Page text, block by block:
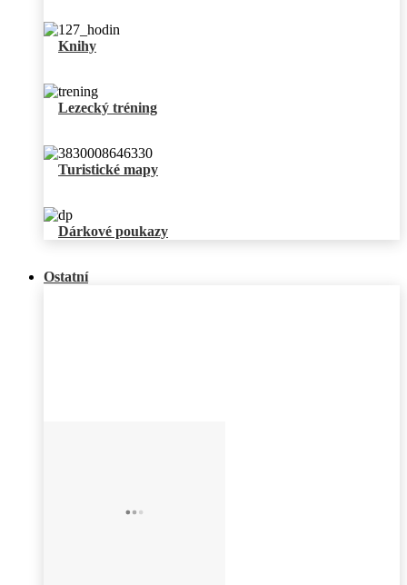
Knihy
Lezecký tréning
Turistické mapy
Dárkové poukazy
Ostatní